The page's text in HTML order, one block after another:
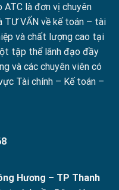
là đơn vị chuyên
TƯ VẤN về kế toán – tài
và chất lượng cao tại
tập thể lãnh đạo đầy
và các chuyên viên có
Tài chính – Kế toán –
Hương – TP Thanh